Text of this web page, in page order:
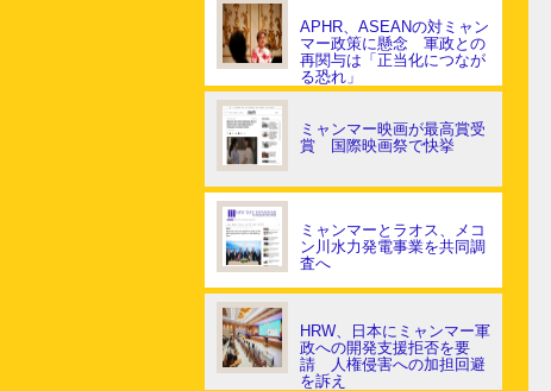
APHR、ASEANの対ミャン
マー政策に懸念 軍政との
再関与は「正当化につなが
る恐れ」
ミャンマー映画が最高賞受
賞 国際映画祭で快挙
ミャンマーとラオス、メコ
ン川水力発電事業を共同調
査へ
HRW、日本にミャンマー軍
政への開発支援拒否を要
請 人権侵害への加担回避
を訴え